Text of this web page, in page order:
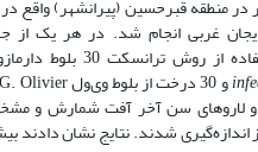
در منطقه قبرحسین (پیرانشهر) واقع
‌غربی انجام شد. در هر یک از
روش ترانسکت 30 بلوط دارمازو
G. Olivier
و لاروهای سن آخر آفت شمارش و
اندازه‌گیری شدند. نتایج نشان دادند